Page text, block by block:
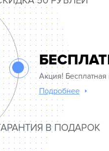
Акция! Бесплатная
Подробнее
В ПОДАРОК